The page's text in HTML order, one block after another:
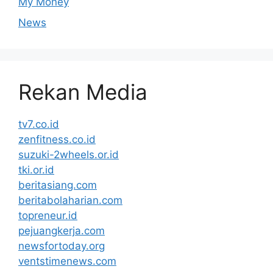
News
Rekan Media
tv7.co.id
zenfitness.co.id
suzuki-2wheels.or.id
tki.or.id
beritasiang.com
beritabolaharian.com
topreneur.id
pejuangkerja.com
newsfortoday.org
ventstimenews.com